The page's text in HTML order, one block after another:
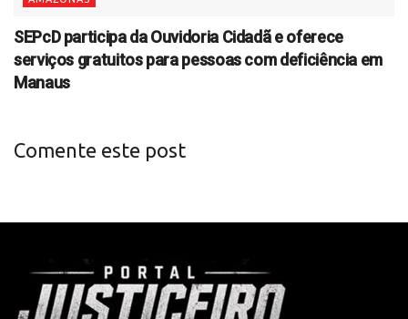
SEPcD participa da Ouvidoria Cidadã e oferece
serviços gratuitos para pessoas com deficiência em
Manaus
Comente este post